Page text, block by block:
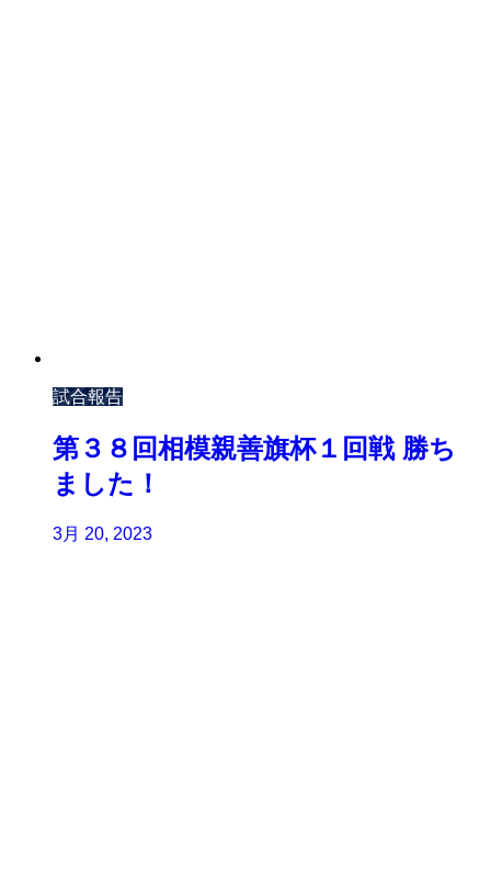
試合報告
第３８回相模親善旗杯１回戦 勝ち
ました！
3月 20, 2023